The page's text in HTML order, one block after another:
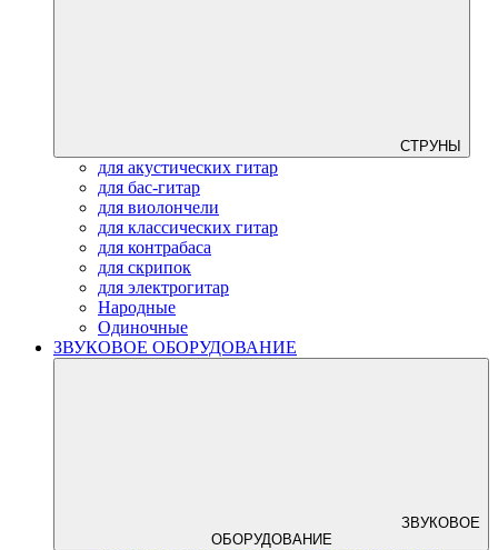
СТРУНЫ
для акустических гитар
для бас-гитар
для виолончели
для классических гитар
для контрабаса
для скрипок
для электрогитар
Народные
Одиночные
ЗВУКОВОЕ ОБОРУДОВАНИЕ
ЗВУКОВОЕ
ОБОРУДОВАНИЕ